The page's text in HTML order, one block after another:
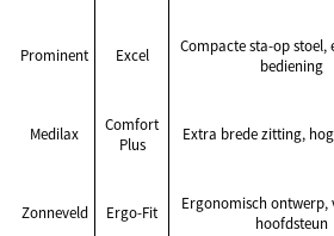
Prominent Excel
Compacte sta-op stoel,
bediening
Medilax
Comfort
Plus
Extra brede zitting,
Zonneveld Ergo-Fit
Ergonomisch ontwerp,
hoofdsteun